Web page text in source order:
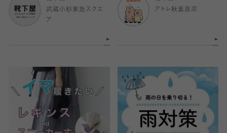
武蔵小杉東急スクエ
ア
アトレ秋葉原店